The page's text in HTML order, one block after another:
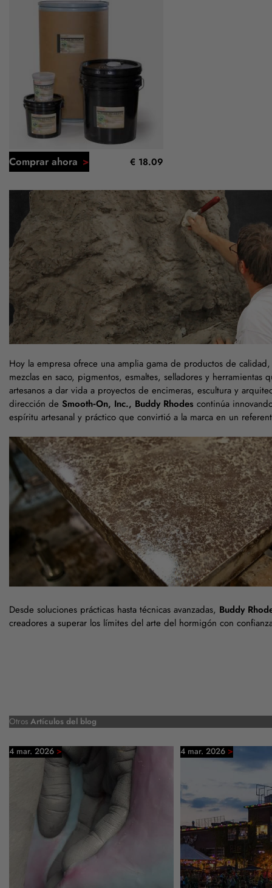
€ 18.09
Comprar ahora
Hoy la empresa ofrece una amplia gama de productos de
mezclas en saco, pigmentos, esmaltes, selladores y herramientas
artesanos a dar vida a proyectos de encimeras, escultura y
dirección de Smooth‑On, Inc., Buddy Rhodes continúa
espíritu artesanal y práctico que convirtió a la marca en un
Desde soluciones prácticas hasta técnicas avanzadas, Buddy
creadores a superar los límites del arte del hormigón con
Otros Artículos del blog
4 mar. 2026 > 4 mar. 2026 >